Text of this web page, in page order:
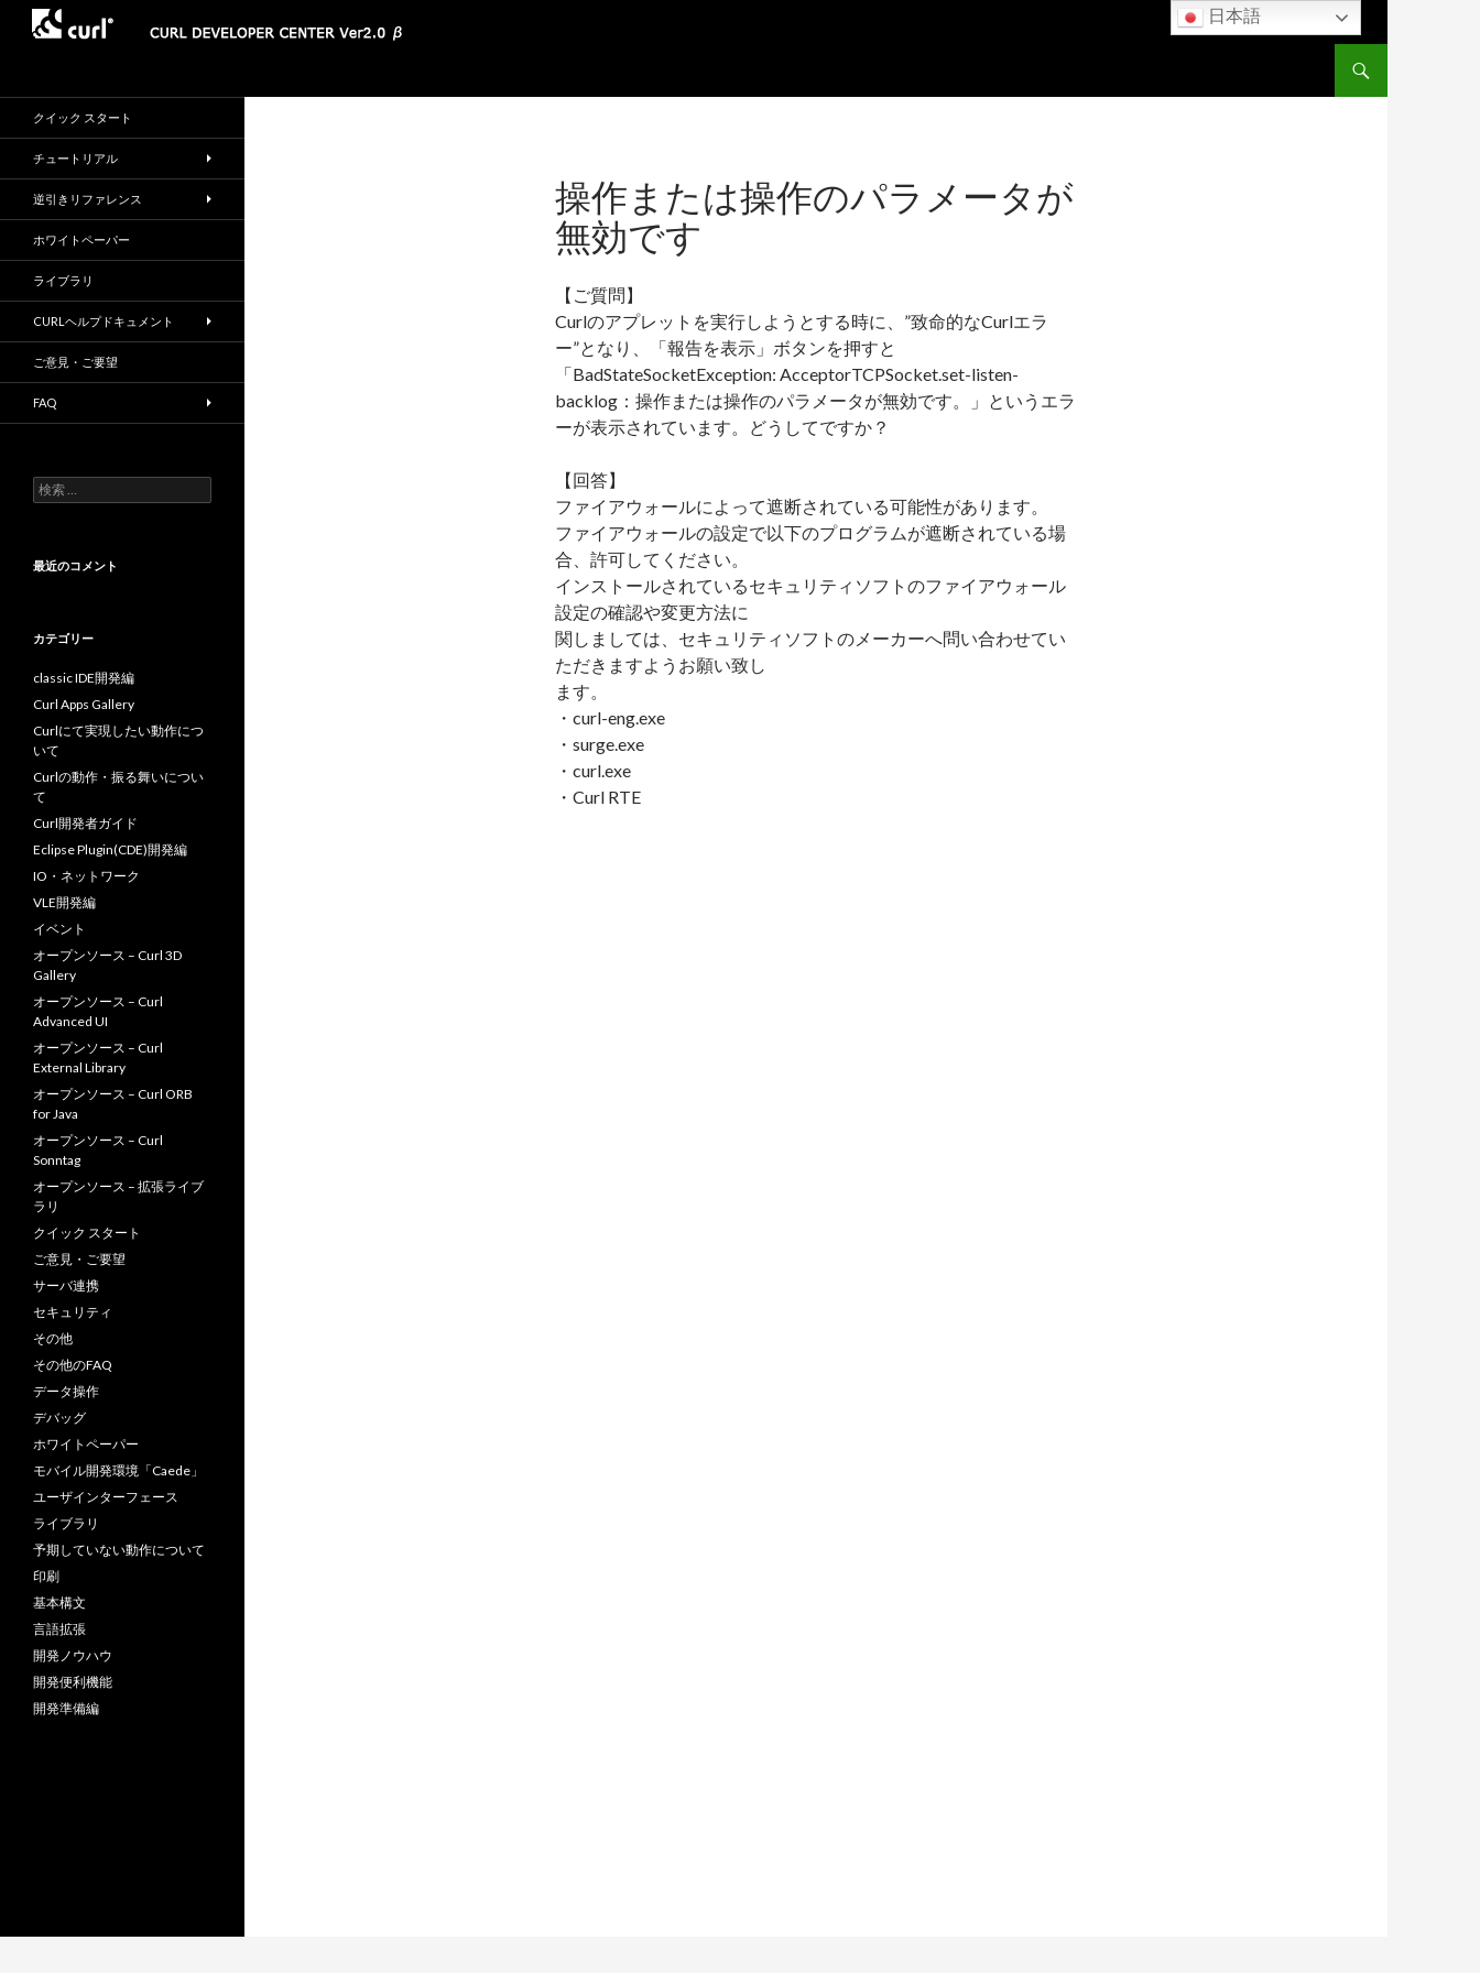
操作または操作のパラメータが
無効です
【ご質問】
Curlのアプレットを実行しようとする時に、”致命的なCurlエラ
ー”となり、「報告を表示」ボタンを押すと
「BadStateSocketException: AcceptorTCPSocket.set-listen-
backlog：操作または操作のパラメータが無効です。」というエラ
ーが表示されています。どうしてですか？
【回答】
ファイアウォールによって遮断されている可能性があります。
ファイアウォールの設定で以下のプログラムが遮断されている場
合、許可してください。
インストールされているセキュリティソフトのファイアウォール
設定の確認や変更方法に
関しましては、セキュリティソフトのメーカーへ問い合わせてい
ただきますようお願い致し
ます。
・curl-eng.exe
・surge.exe
・curl.exe
・Curl RTE
クイック スタート
チュートリアル
逆引きリファレンス
ホワイトペーパー
ライブラリ
CURLヘルプドキュメント
ご意見・ご要望
FAQ
検
索
最近のコメント
カテゴリー
classic IDE開発編
Curl Apps Gallery
Curlにて実現したい動作につ
いて
Curlの動作・振る舞いについ
て
Curl開発者ガイド
Eclipse Plugin(CDE)開発編
IO・ネットワーク
VLE開発編
イベント
オープンソース – Curl 3D
Gallery
オープンソース – Curl
Advanced UI
オープンソース – Curl
External Library
オープンソース – Curl ORB
for Java
オープンソース – Curl
Sonntag
オープンソース – 拡張ライブ
ラリ
クイック スタート
ご意見・ご要望
サーバ連携
セキュリティ
その他
その他のFAQ
データ操作
デバッグ
ホワイトペーパー
モバイル開発環境「Caede」
ユーザインターフェース
ライブラリ
予期していない動作について
印刷
基本構文
言語拡張
開発ノウハウ
開発便利機能
開発準備編
日本語